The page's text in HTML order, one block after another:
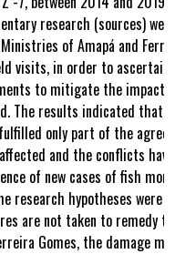
research (sources)
of Amapá and
visits, in order to ascertain
to mitigate the
The results indicated that
only part of the
and the conflicts
of new cases of fish
research hypotheses were
are not taken to remedy
Gomes, the damage